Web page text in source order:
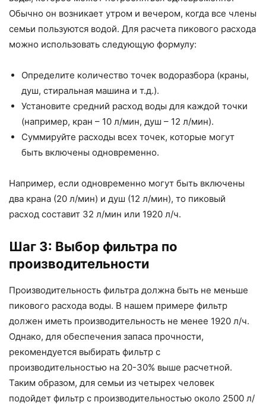
Обычно он возникает утром и вечером, когда все члены
семьи пользуются водой. Для расчета пикового расхода
можно использовать следующую формулу:
Определите количество точек водоразбора (краны,
душ, стиральная машина и т.д.).
Установите средний расход воды для каждой точки
(например, кран – 10 л/мин, душ – 12 л/мин).
Суммируйте расходы всех точек, которые могут
быть включены одновременно.
Например, если одновременно могут быть включены
два крана (20 л/мин) и душ (12 л/мин), то пиковый
расход составит 32 л/мин или 1920 л/ч.
Шаг 3: Выбор фильтра по
производительности
Производительность фильтра должна быть не меньше
пикового расхода воды. В нашем примере фильтр
должен иметь производительность не менее 1920 л/ч.
Однако, для обеспечения запаса прочности,
рекомендуется выбирать фильтр с
производительностью на 20-30% выше расчетной.
Таким образом, для семьи из четырех человек
подойдет фильтр с производительностью около 2500 л/